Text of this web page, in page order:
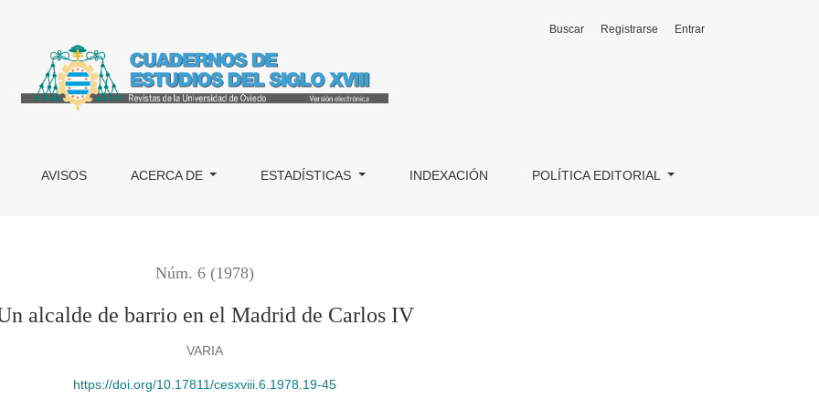
AVISOS ACERCA DE ESTADÍSTICAS INDEXACIÓN POLÍTICA EDITORIAL
Buscar Registrarse Entrar
Núm. 6 (1978)
alcalde de barrio en el Madrid de Carlos IV
VARIA
https://doi.org/10.17811/cesxviii.6.1978.19-45